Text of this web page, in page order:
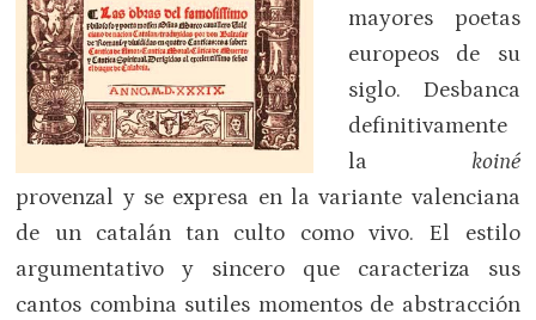
mayores poetas
europeos de su
siglo. Desbanca
definitivamente
la koiné
provenzal y se expresa en la variante valenciana
de un catalán tan culto como vivo. El estilo
argumentativo y sincero que caracteriza sus
cantos combina sutiles momentos de abstracción